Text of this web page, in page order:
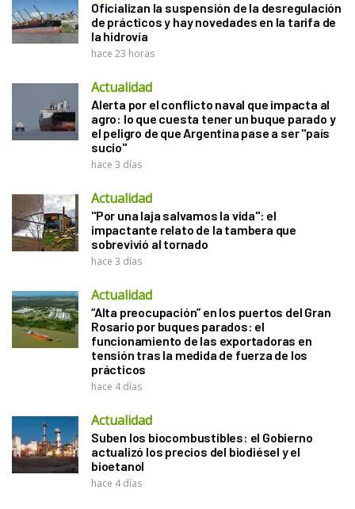
Oficializan la suspensión de la desregulación
de prácticos y hay novedades en la tarifa de
la hidrovía
hace 23 horas
Actualidad
Alerta por el conflicto naval que impacta al
agro: lo que cuesta tener un buque parado y
el peligro de que Argentina pase a ser "país
sucio"
hace 3 días
Actualidad
"Por una laja salvamos la vida": el
impactante relato de la tambera que
sobrevivió al tornado
hace 3 días
Actualidad
“Alta preocupación” en los puertos del Gran
Rosario por buques parados: el
funcionamiento de las exportadoras en
tensión tras la medida de fuerza de los
prácticos
hace 4 días
Actualidad
Suben los biocombustibles: el Gobierno
actualizó los precios del biodiésel y el
bioetanol
hace 4 días